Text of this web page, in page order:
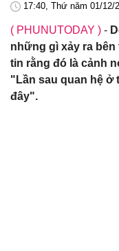
17:40, Thứ năm 01/12/
( PHUNUTODAY ) -
những gì xảy ra
tin rằng đó là cảnh
"Lần sau quan hệ ở
đây".